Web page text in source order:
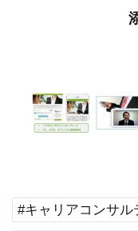
#キャリアコンサル